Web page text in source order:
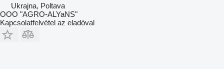
Ukrajna, Poltava
OOO "AGRO-ALYaNS"
Kapcsolatfelvétel az eladóval